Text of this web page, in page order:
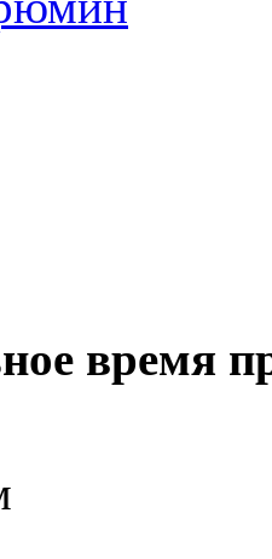
время